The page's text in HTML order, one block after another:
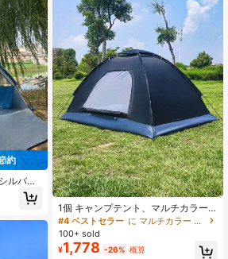
約
ルバー
クニッ
ンプに
1個 キャンプテント、マルチカラー
オプション、防水、UV耐性、防蚊、
簡単組立、ポータブル、手作り、ア
ウトドアアクセサリー、1-3人用キャ
ンプ、ハイキング、トレッキングに
#4 ベストセラー
に マルチカラー キャンプ用テント
100+ sold
¥1,778 -26% 概算